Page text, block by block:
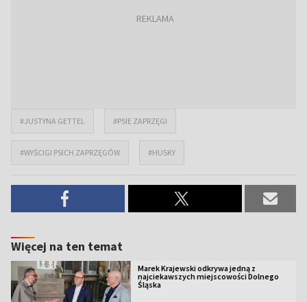
#JUSTYNA GETTEL #PSIE ZAPRZĘGI
#WYŚCIGI PSICH ZAPRZĘGÓW #HUSKY
Więcej na ten temat
Marek Krajewski odkrywa jedną z
najciekawszych miejscowości Dolnego
Śląska